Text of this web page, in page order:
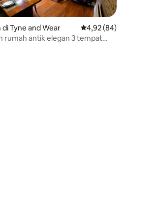
5, 19 ulasan
di Tyne and Wear Nilai rata-rata 4,92
4,92 (84)
rumah antik elegan 3 tempat